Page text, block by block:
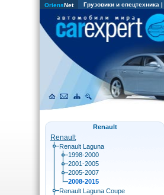
OriensNet Грузовики и спецтехника |
Renault
Renault
Renault Laguna
1998-2000
2001-2005
2005-2007
2008-2015
Renault Laguna Coupe